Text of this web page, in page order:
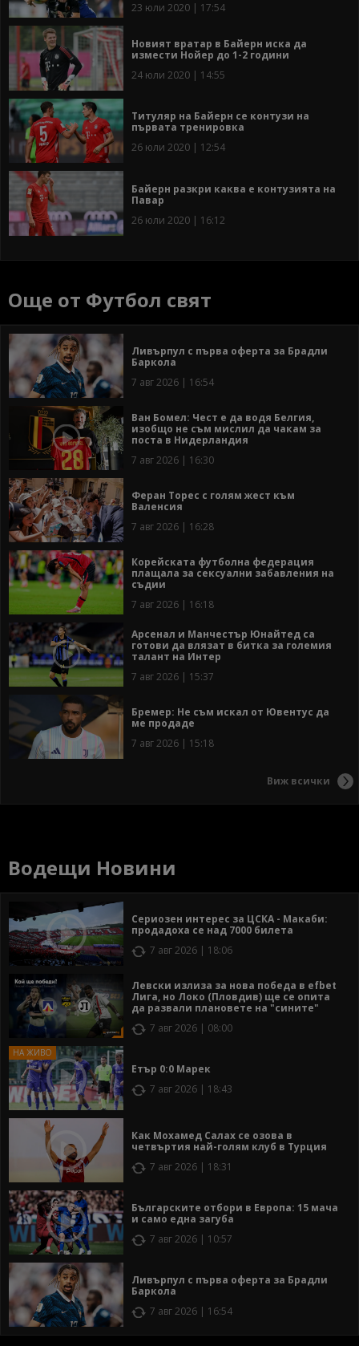
23 юли 2020 | 17:54
Новият вратар в Байерн иска да
измести Нойер до 1-2 години
24 юли 2020 | 14:55
Титуляр на Байерн се контузи на
първата тренировка
26 юли 2020 | 12:54
Байерн разкри каква е контузията на
Павар
26 юли 2020 | 16:12
Още от Футбол свят
Ливърпул с първа оферта за Брадли
Баркола
7 авг 2026 | 16:54
Ван Бомел: Чест е да водя Белгия,
изобщо не съм мислил да чакам за
поста в Нидерландия
7 авг 2026 | 16:30
Феран Торес с голям жест към
Валенсия
7 авг 2026 | 16:28
Корейската футболна федерация
плащала за сексуални забавления на
съдии
7 авг 2026 | 16:18
Арсенал и Манчестър Юнайтед са
готови да влязат в битка за големия
талант на Интер
7 авг 2026 | 15:37
Бремер: Не съм искал от Ювентус да
ме продаде
7 авг 2026 | 15:18
Виж всички
Водещи Новини
Сериозен интерес за ЦСКА - Макаби:
продадоха се над 7000 билета
7 авг 2026 | 18:06
Левски излиза за нова победа в efbet
Лига, но Локо (Пловдив) ще се опита
да развали плановете на "сините"
7 авг 2026 | 08:00
Етър 0:0 Марек
7 авг 2026 | 18:43
Как Мохамед Салах се озова в
четвъртия най-голям клуб в Турция
7 авг 2026 | 18:31
Българските отбори в Европа: 15 мача
и само една загуба
7 авг 2026 | 10:57
Ливърпул с първа оферта за Брадли
Баркола
7 авг 2026 | 16:54